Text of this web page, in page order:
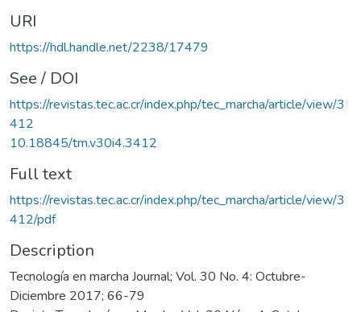
URI
https://hdl.handle.net/2238/17479
See / DOI
https://revistas.tec.ac.cr/index.php/tec_marcha/article/view/3
412
10.18845/tm.v30i4.3412
Full text
https://revistas.tec.ac.cr/index.php/tec_marcha/article/view/3
412/pdf
Description
Tecnología en marcha Journal; Vol. 30 No. 4: Octubre-
Diciembre 2017; 66-79